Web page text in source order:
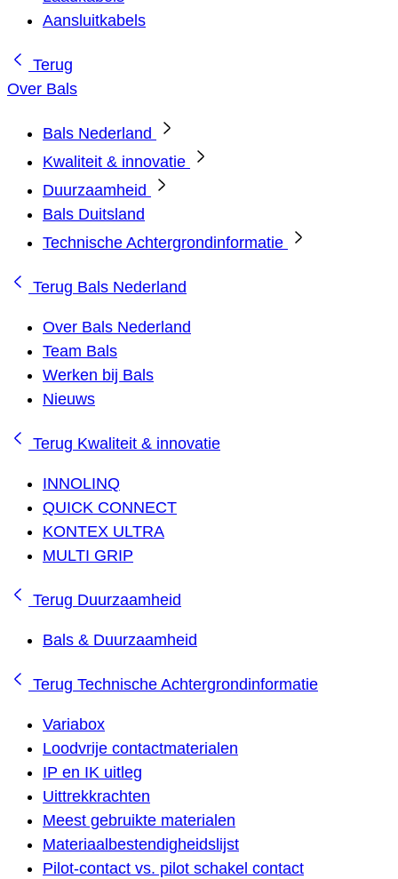
Aansluitkabels
Terug
Over Bals
Bals Nederland
Kwaliteit & innovatie
Duurzaamheid
Bals Duitsland
Technische Achtergrondinformatie
Terug Bals Nederland
Over Bals Nederland
Team Bals
Werken bij Bals
Nieuws
Terug Kwaliteit & innovatie
INNOLINQ
QUICK CONNECT
KONTEX ULTRA
MULTI GRIP
Terug Duurzaamheid
Bals & Duurzaamheid
Terug Technische Achtergrondinformatie
Variabox
Loodvrije contactmaterialen
IP en IK uitleg
Uittrekkrachten
Meest gebruikte materialen
Materiaalbestendigheidslijst
Pilot-contact vs. pilot schakel contact